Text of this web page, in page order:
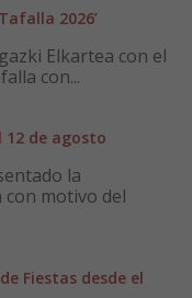
2026’
Elkartea con el
con...
12 de agosto
la
motivo del
Fiestas desde el